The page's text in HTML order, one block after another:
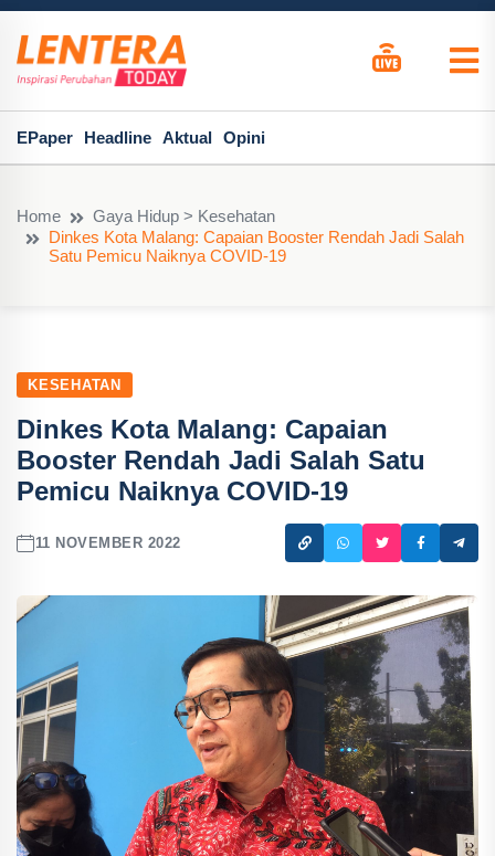
EPaper Headline Aktual Opini
Home
Gaya Hidup > Kesehatan
Dinkes Kota Malang: Capaian Booster Rendah Jadi Salah
Satu Pemicu Naiknya COVID-19
KESEHATAN
Dinkes Kota Malang: Capaian
Booster Rendah Jadi Salah Satu
Pemicu Naiknya COVID-19
11 NOVEMBER 2022